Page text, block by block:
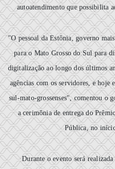
autoatendimento que possibilita
"O pessoal da Estônia, governo
para o Mato Grosso do Sul para
digitalização ao longo dos últimos
agências com os servidores, e hoje
sul-mato-grossenses", comentou o
a cerimônia de entrega do
Pública, no
Durante o evento será